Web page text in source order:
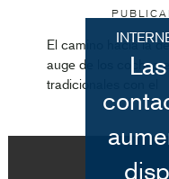
El camino hacia la
auge de los coches
tradicionales con el